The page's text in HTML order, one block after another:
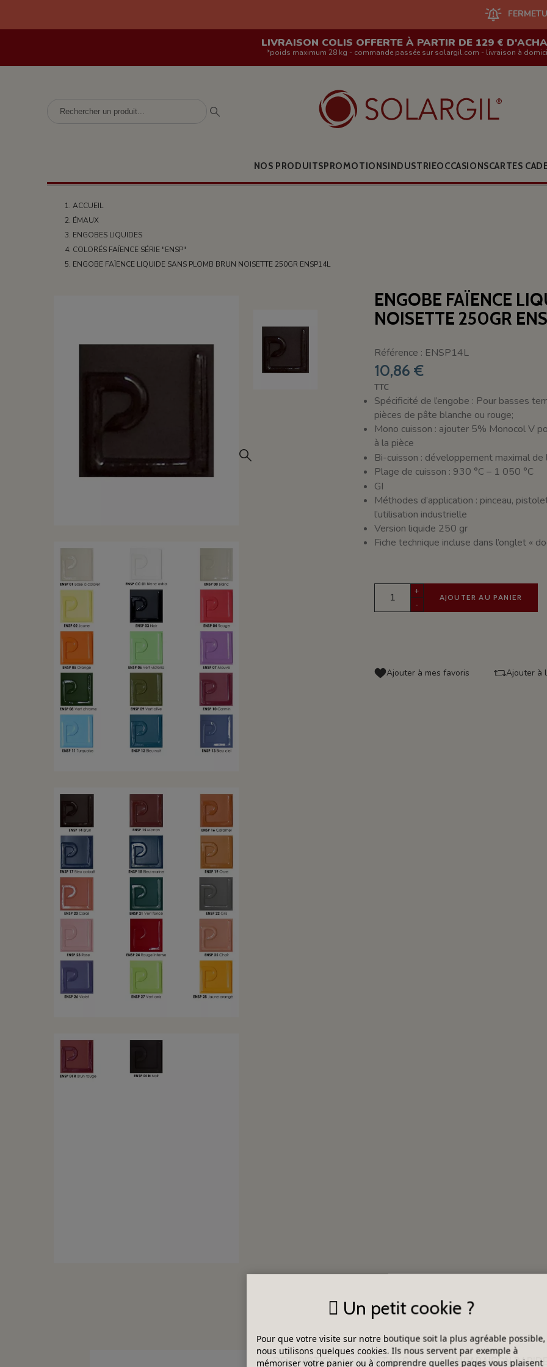
FERMETURE DU SITE
LIVRAISON COLIS OFFERTE À PARTIR DE 129 €
*poids maximum 28 kg - commande passée sur solargil.com - livraison à
NOS PRODUITSPROMOTIONSINDUSTRIEOCCASIONSCARTES
ACCUEIL
ÉMAUX
ENGOBES LIQUIDES
COLORÉS FAÏENCE SÉRIE "ENSP"
ENGOBE FAÏENCE LIQUIDE SANS PLOMB BRUN NOISETTE 250GR ENSP14L
ENGOBE FAÏENCE
NOISETTE 250GR
Référence : ENSP14L
10,86 €
TTC
Spécificité de l’engobe : Pour basses
pièces de pâte blanche ou rouge;
Mono cuisson : ajouter 5% Monocol V
à la pièce
Bi-cuisson : développement maximal de
Plage de cuisson : 930 °C – 1 050 °C
GI
Méthodes d’application : pinceau,
l’utilisation industrielle
Version liquide 250 gr
Fiche technique incluse dans l’onglet «
+
-
AJOUTER AU PANIER
Ajouter à mes favoris Ajouter à
DESCRIPTION DÉTAILS COMPARAISON
Un petit cookie ?
Pour que votre visite sur notre boutique soit la plus agréable possible,
nous utilisons quelques cookies. Ils nous servent par exemple à
mémoriser votre panier ou à comprendre quelles pages vous plaisent